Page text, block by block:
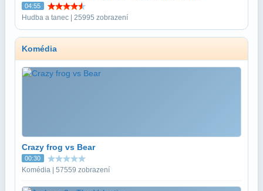
04:55
Hudba a tanec | 25995 zobrazení
Komédia
Crazy frog vs Bear
00:30
Komédia | 57559 zobrazení